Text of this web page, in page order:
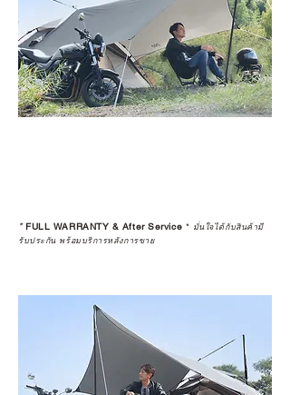
*FULL WARRANTY & After Service * มั่นใจได้กับสินค้ามี
รับประกัน พร้อมบริการหลังการขาย